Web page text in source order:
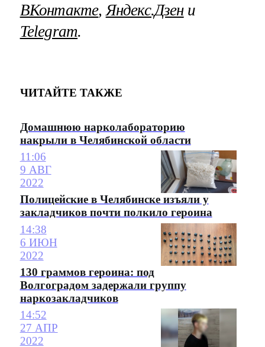
ВКонтакте, Яндекс.Дзени
Telegram.
ЧИТАЙТЕ ТАКЖЕ
Домашнюю нарколабораторию
накрыли в Челябинской области
11:06
9 АВГ
2022
Полицейские в Челябинске изъяли у
закладчиков почти полкило героина
14:38
6 ИЮН
2022
130 граммов героина: под
Волгоградом задержали группу
наркозакладчиков
14:52
27 АПР
2022